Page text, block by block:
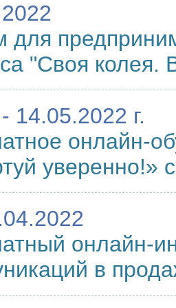
для
"Своя колея.
14.05.2022 г.
онлайн-
уверенно!»
онлайн-
в